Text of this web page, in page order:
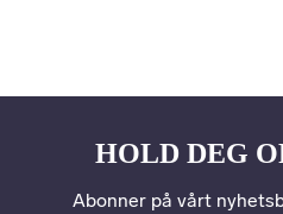
HOLD DEG
Abonner på vårt